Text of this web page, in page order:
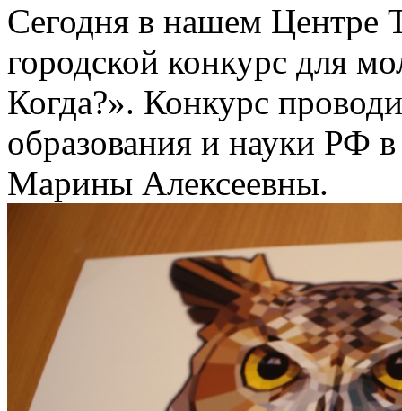
Сегодня в нашем Центре
городской конкурс для
Когда?». Конкурс
образования и науки РФ
Марины Алексеевны.